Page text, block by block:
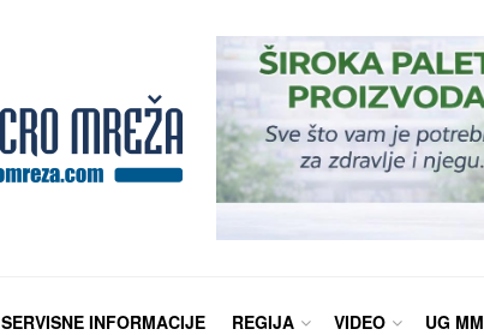
SERVISNE INFORMACIJE REGIJA VIDEO UG MM